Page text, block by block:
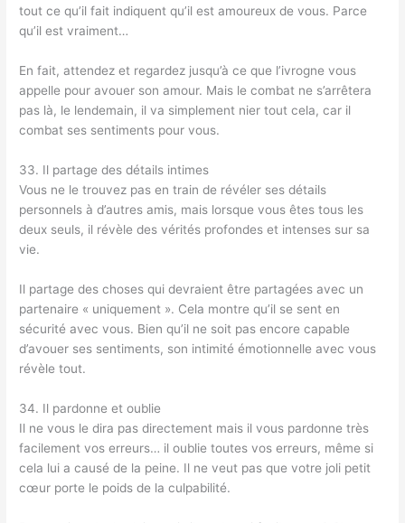
tout ce qu’il fait indiquent qu’il est amoureux de vous. Parce
qu’il est vraiment…
En fait, attendez et regardez jusqu’à ce que l’ivrogne vous
appelle pour avouer son amour. Mais le combat ne s’arrêtera
pas là, le lendemain, il va simplement nier tout cela, car il
combat ses sentiments pour vous.
33. Il partage des détails intimes
Vous ne le trouvez pas en train de révéler ses détails
personnels à d’autres amis, mais lorsque vous êtes tous les
deux seuls, il révèle des vérités profondes et intenses sur sa
vie.
Il partage des choses qui devraient être partagées avec un
partenaire « uniquement ». Cela montre qu’il se sent en
sécurité avec vous. Bien qu’il ne soit pas encore capable
d’avouer ses sentiments, son intimité émotionnelle avec vous
révèle tout.
34. Il pardonne et oublie
Il ne vous le dira pas directement mais il vous pardonne très
facilement vos erreurs… il oublie toutes vos erreurs, même si
cela lui a causé de la peine. Il ne veut pas que votre joli petit
cœur porte le poids de la culpabilité.